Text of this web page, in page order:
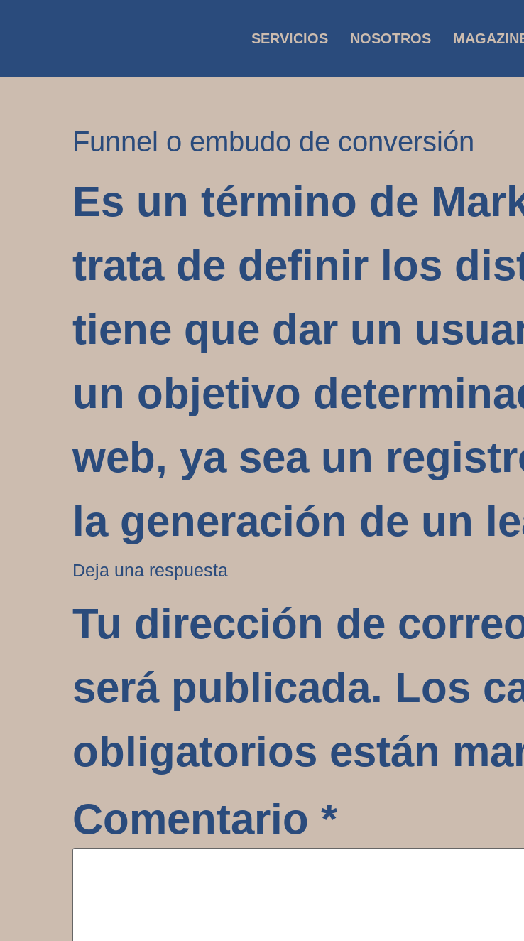
SERVICIOS NOSOTROS
Funnel o embudo de conversión
Es un término de
trata de definir los
tiene que dar un
un objetivo
web, ya sea un
la generación de un
Deja una respuesta
Tu dirección de
será publicada. Los
obligatorios están
Comentario *